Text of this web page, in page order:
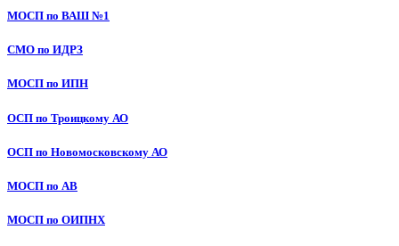
МОСП по ВАШ №1
СМО по ИДРЗ
МОСП по ИПН
ОСП по Троицкому АО
ОСП по Новомосковскому АО
МОСП по АВ
МОСП по ОИПНХ